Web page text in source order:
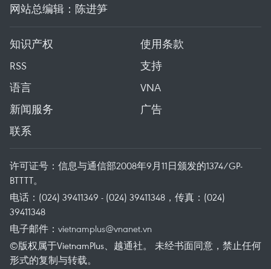
网站总编辑：陈进笋
知识产权
使用条款
RSS
支持
语言
VNA
新闻服务
广告
联系
许可证号：信息与通信部2008年9月11日颁发的1374/GP-
BTTTT。
电话：(024) 39411349 - (024) 39411348，传真：(024)
39411348
电子邮件： vietnamplus@vnanet.vn
©版权属于VietnamPlus、越通社。 未经书面同意，禁止任何
形式的复制与转载。